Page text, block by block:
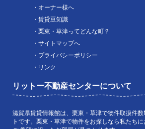
・オーナー様へ
・賃貸豆知識
・栗東・草津ってどんな町？
・サイトマップへ
・プライバシーポリシー
・リンク
リットー不動産センターについて
滋賀県賃貸情報館は、栗東・草津で物件取扱件
トです。栗東・草津で物件をお探しなら私たち